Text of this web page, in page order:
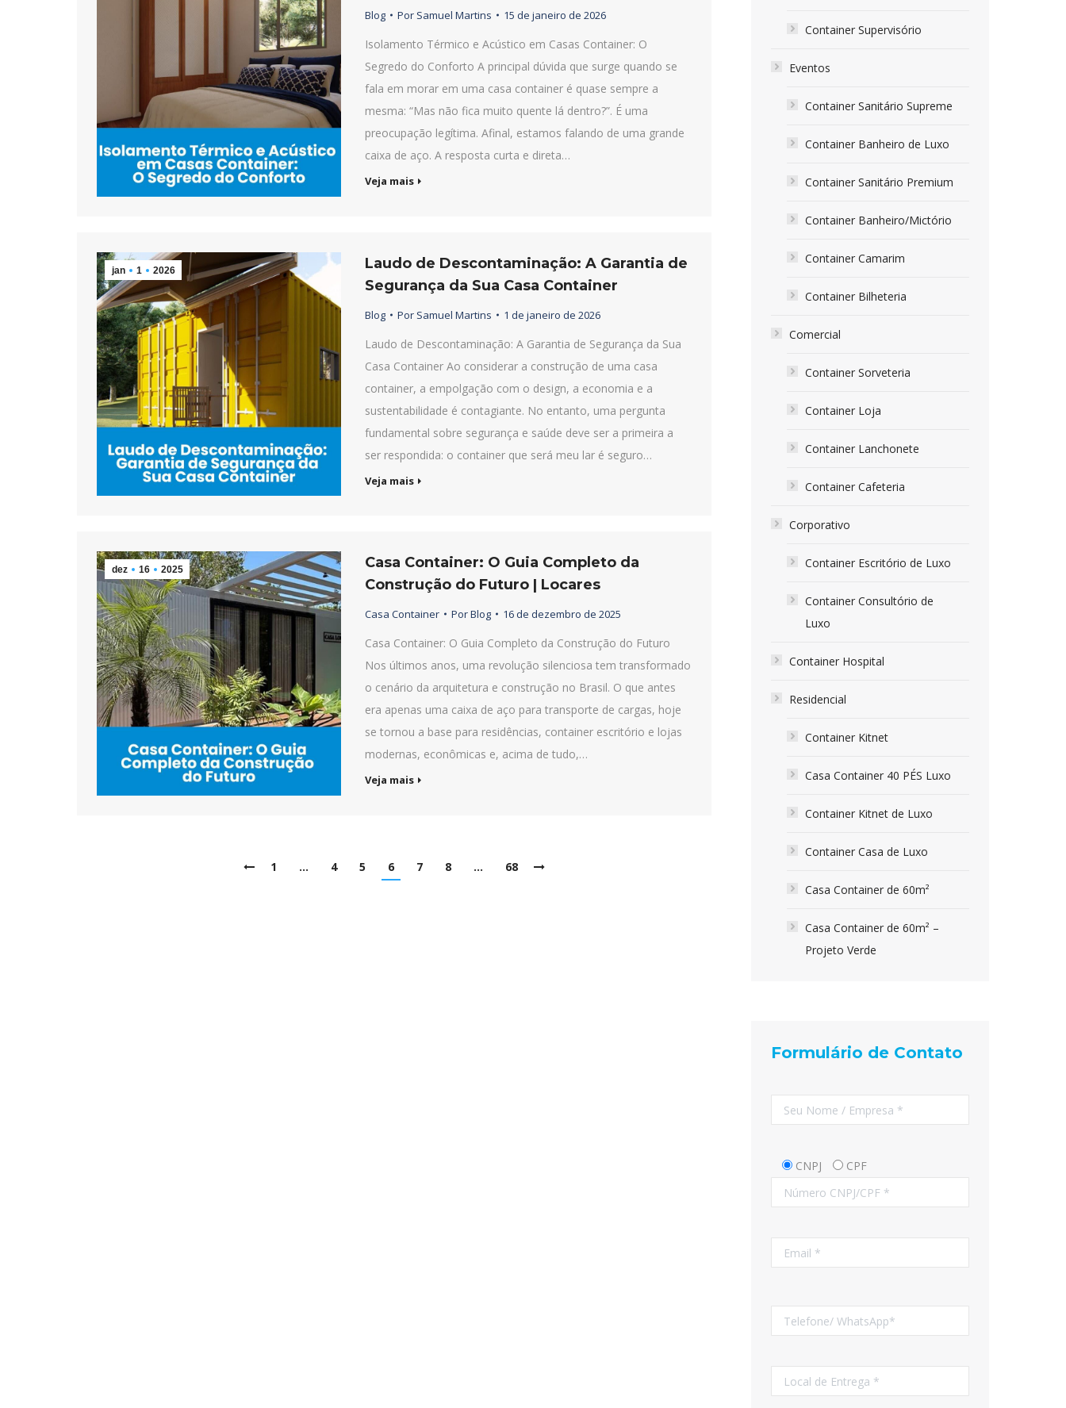
Blog Por Samuel Martins 15 de janeiro de 2026
Isolamento Térmico e Acústico em Casas Container: O
Segredo do Conforto A principal dúvida que surge quando se
fala em morar em uma casa container é quase sempre a
mesma: “Mas não fica muito quente lá dentro?”. É uma
preocupação legítima. Afinal, estamos falando de uma grande
caixa de aço. A resposta curta e direta…
Veja mais
jan 1 2026
Laudo de Descontaminação: A Garantia de
Segurança da Sua Casa Container
Blog Por Samuel Martins 1 de janeiro de 2026
Laudo de Descontaminação: A Garantia de Segurança da Sua
Casa Container Ao considerar a construção de uma casa
container, a empolgação com o design, a economia e a
sustentabilidade é contagiante. No entanto, uma pergunta
fundamental sobre segurança e saúde deve ser a primeira a
ser respondida: o container que será meu lar é seguro…
Veja mais
dez 16 2025
Casa Container: O Guia Completo da
Construção do Futuro | Locares
Casa Container PorBlog 16 de dezembro de 2025
Casa Container: O Guia Completo da Construção do Futuro
Nos últimos anos, uma revolução silenciosa tem transformado
o cenário da arquitetura e construção no Brasil. O que antes
era apenas uma caixa de aço para transporte de cargas, hoje
se tornou a base para residências, container escritório e lojas
modernas, econômicas e, acima de tudo,…
Veja mais
1 … 4 5 6 7 8 … 68
Container Supervisório
Eventos
Container Sanitário Supreme
Container Banheiro de Luxo
Container Sanitário Premium
Container Banheiro/Mictório
Container Camarim
Container Bilheteria
Comercial
Container Sorveteria
Container Loja
Container Lanchonete
Container Cafeteria
Corporativo
Container Escritório de Luxo
Container Consultório de
Luxo
Container Hospital
Residencial
Container Kitnet
Casa Container 40 PÉS Luxo
Container Kitnet de Luxo
Container Casa de Luxo
Casa Container de 60m²
Casa Container de 60m² –
Projeto Verde
Formulário de Contato
CNPJ CPF